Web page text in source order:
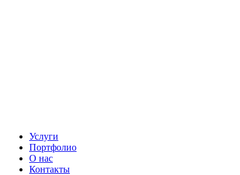
Услуги
Портфолио
О нас
Контакты